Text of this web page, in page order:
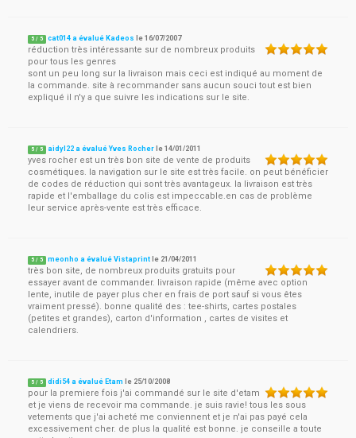
5 / 5 cat014 a évalué Kadeos le16/07/2007
réduction très intéressante sur de nombreux produits
pour tous les genres
sont un peu long sur la livraison mais ceci est indiqué au moment de
la commande. site à recommander sans aucun souci tout est bien
expliqué il n'y a que suivre les indications sur le site.
5 / 5 aidyl22 a évalué Yves Rocher le14/01/2011
yves rocher est un très bon site de vente de produits
cosmétiques. la navigation sur le site est très facile. on peut bénéficier
de codes de réduction qui sont très avantageux. la livraison est très
rapide et l'emballage du colis est impeccable.en cas de problème
leur service après-vente est très efficace.
5 / 5 meonho a évalué Vistaprint le 21/04/2011
très bon site, de nombreux produits gratuits pour
essayer avant de commander. livraison rapide (même avec option
lente, inutile de payer plus cher en frais de port sauf si vous êtes
vraiment pressé). bonne qualité des : tee-shirts, cartes postales
(petites et grandes), carton d'information , cartes de visites et
calendriers.
5 / 5 didi54 a évalué Etam le 25/10/2008
pour la premiere fois j'ai commandé sur le site d'etam
et je viens de recevoir ma commande. je suis ravie! tous les sous
vetements que j'ai acheté me conviennent et je n'ai pas payé cela
excessivement cher. de plus la qualité est bonne. je conseille a toute